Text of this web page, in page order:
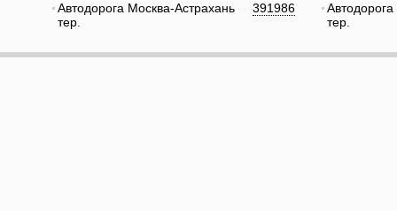
391986
Автодорога Москва-Астрахань
тер.
тер.